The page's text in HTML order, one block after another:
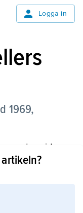
Logga in
1969,
redan vid
År 1985